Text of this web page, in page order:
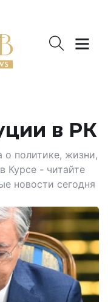
в РК
о политике, жизни,
Курсе - читайте
новости сегодня